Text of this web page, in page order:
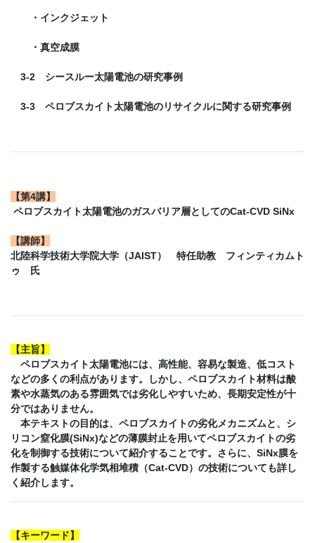
・インクジェット
・真空成膜
3-2 シースルー太陽電池の研究事例
3-3 ペロブスカイト太陽電池のリサイクルに関する研究事例
【第4講】
ペロブスカイト太陽電池のガスバリア層としてのCat-CVD SiNx
【講師】
北陸科学技術大学院大学（JAIST） 特任助教 フィンティカムト
ゥ 氏
【主旨】
ペロブスカイト太陽電池には、高性能、容易な製造、低コスト
などの多くの利点があります。しかし、ペロブスカイト材料は酸
素や水蒸気のある雰囲気では劣化しやすいため、長期安定性が十
分ではありません。
本テキストの目的は、ペロブスカイトの劣化メカニズムと、シ
リコン窒化膜(SiNx)などの薄膜封止を用いてペロブスカイトの劣
化を制御する技術について紹介することです。さらに、SiNx膜を
作製する触媒体化学気相堆積（Cat-CVD）の技術についても詳し
く紹介します。
【キーワード】